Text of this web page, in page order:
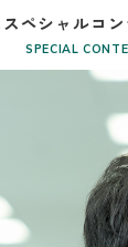
スペシャルコ
SPECIAL